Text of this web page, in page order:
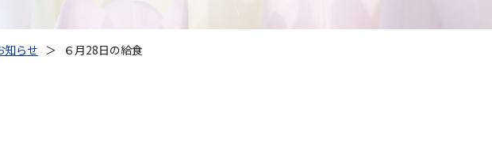
知らせ ＞ ６月28日の給食